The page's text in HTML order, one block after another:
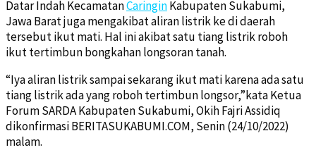
Datar Indah KecamatanCaringinKabupaten Sukabumi,
Jawa Barat juga mengakibat aliran listrik ke di daerah
tersebut ikut mati. Hal ini akibat satu tiang listrik roboh
ikut tertimbun bongkahan longsoran tanah.
“Iya aliran listrik sampai sekarang ikut mati karena ada satu
tiang listrik ada yang roboh tertimbun longsor,”kata Ketua
Forum SARDA Kabupaten Sukabumi, Okih Fajri Assidiq
dikonfirmasi BERITASUKABUMI.COM, Senin (24/10/2022)
malam.